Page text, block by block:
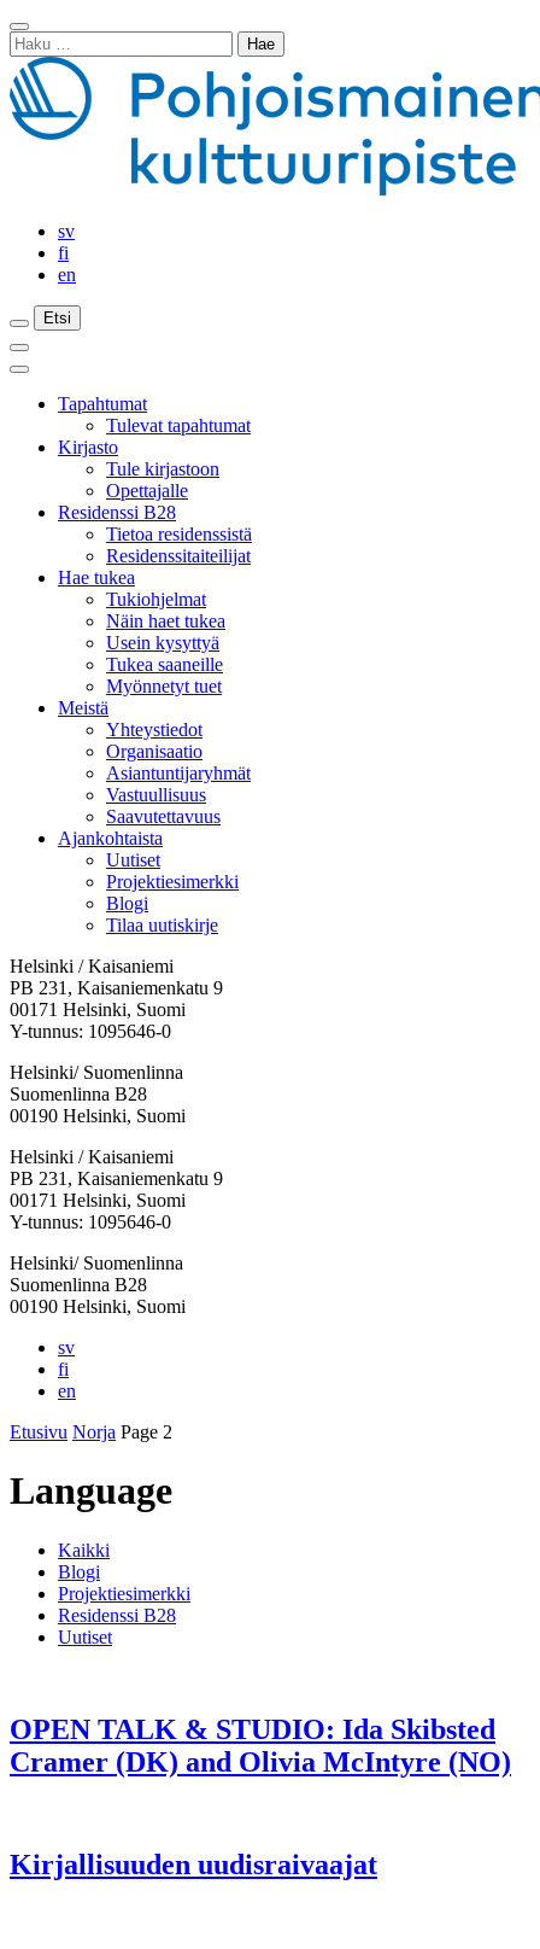
Siirry
sisältöön
Sulje
haku
Haku:
sv
fi
en
Etsi
Etsi
Etsi
Päävalikko
Sulje
päävalikkoTapahtumat
Tulevat tapahtumat
Kirjasto
Tule kirjastoon
Opettajalle
Residenssi B28
Tietoa residenssistä
Residenssitaiteilijat
Hae tukea
Tukiohjelmat
Näin haet tukea
Usein kysyttyä
Tukea saaneille
Myönnetyt tuet
Meistä
Yhteystiedot
Organisaatio
Asiantuntijaryhmät
Vastuullisuus
Saavutettavuus
Ajankohtaista
Uutiset
Projektiesimerkki
Blogi
Tilaa uutiskirje
Helsinki / Kaisaniemi
PB 231, Kaisaniemenkatu 9
00171 Helsinki, Suomi
Y-tunnus: 1095646-0
Helsinki/ Suomenlinna
Suomenlinna B28
00190 Helsinki, Suomi
Facebook:
Avataan
uuteen
välilehteen
Instagram:
Avataan
uuteen
välilehteen
TikTok:
Avataan
uuteen
välilehteen
Youtube:
Avataan
uuteen
välilehteen
Vimeo:
Avataan
uuteen
välilehteen
Helsinki / Kaisaniemi
PB 231, Kaisaniemenkatu 9
00171 Helsinki, Suomi
Y-tunnus: 1095646-0
Helsinki/ Suomenlinna
Suomenlinna B28
00190 Helsinki, Suomi
sv
fi
en
Etusivu Norja Page 2
Language
Kaikki
Blogi
Projektiesimerkki
Residenssi B28
Uutiset
OPEN TALK & STUDIO: Ida Skibsted
Cramer (DK) and Olivia McIntyre (NO)
Kirjallisuuden uudisraivaajat